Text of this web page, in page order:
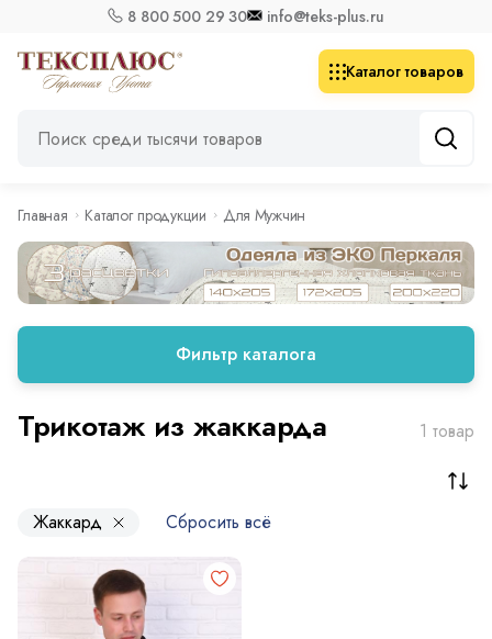
8 800 500 29 30 info@teks-plus.ru
Каталог товаров
Главная Каталог продукции Для Мужчин
Фильтр каталога
Трикотаж из жаккарда 1 товар
Жаккард Сбросить всё